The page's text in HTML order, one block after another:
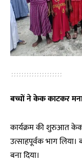
बच्चों ने केक काटकर
कार्यक्रम की शुरुआत
उत्साहपूर्वक भाग
बना दिया।